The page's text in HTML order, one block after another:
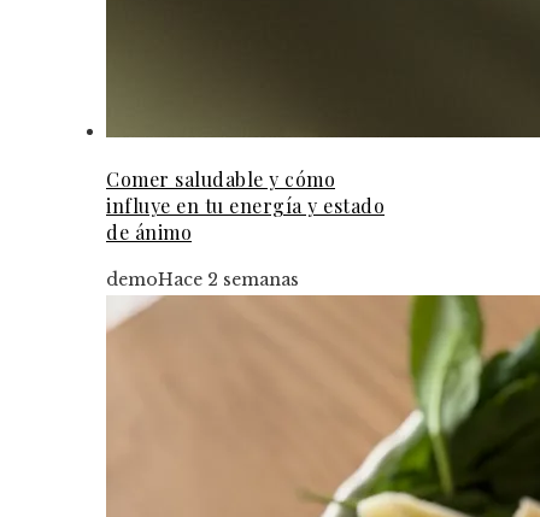
Comer saludable y cómo
influye en tu energía y estado
de ánimo
demoHace 2 semanas